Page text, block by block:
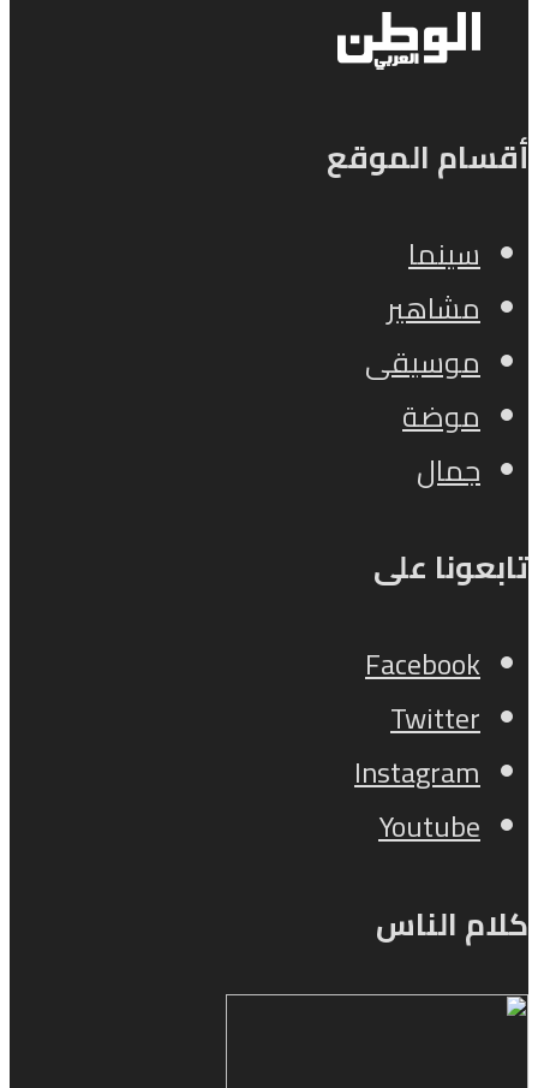
أقسام الموقع
سينما
مشاهير
موسيقى
موضة
جمال
تابعونا على
Facebook
Twitter
Instagram
Youtube
كلام الناس